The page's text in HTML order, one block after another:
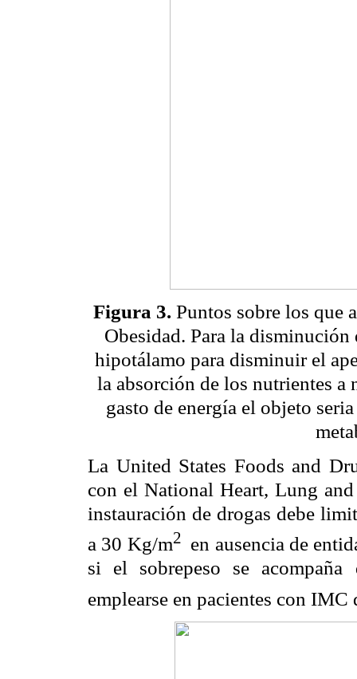
Figura 3. Puntos sobre los que
Obesidad. Para la disminución
hipotálamo para disminuir el
la absorción de los nutrientes
gasto de energía el objeto
La United States Foods and
con el National Heart, Lung
instauración de drogas debe
a 30 Kg/m2 en ausencia de
si el sobrepeso se acompaña
emplearse en pacientes con IMC